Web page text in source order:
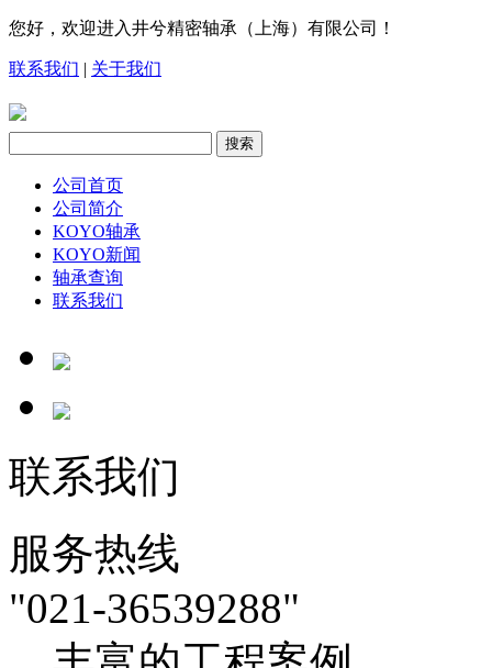
您好，欢迎进入井兮精密轴承（上海）有限公司！
联系我们 | 关于我们
公司首页
公司简介
KOYO轴承
KOYO新闻
轴承查询
联系我们
联系我们
服务热线
"021-36539288"